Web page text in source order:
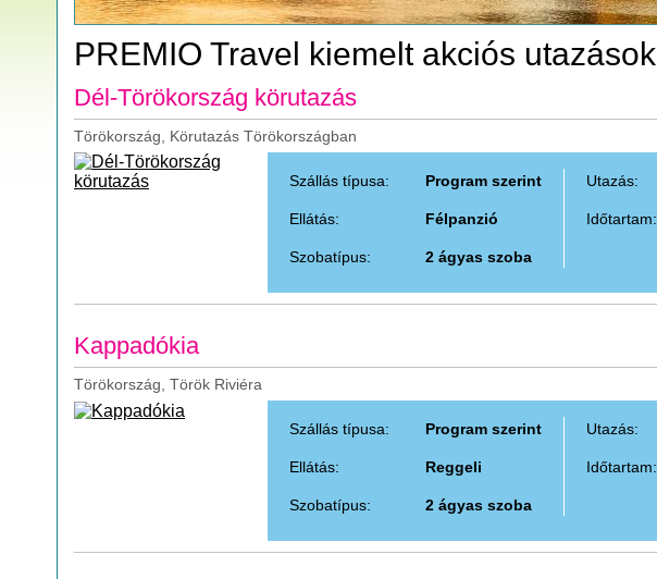
PREMIO Travel kiemelt akciós utazások
Dél-Törökország körutazás
Törökország, Körutazás Törökországban
Szállás típusa: Program szerint
Ellátás: Félpanzió
Szobatípus: 2 ágyas szoba
Utazás:
Időtartam:
Kappadókia
Törökország, Török Riviéra
Szállás típusa: Program szerint
Ellátás: Reggeli
Szobatípus: 2 ágyas szoba
Utazás:
Időtartam: